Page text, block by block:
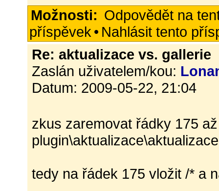
Možnosti: Odpovědět na
příspěvek • Nahlásit tento
Re: aktualizace vs. gallerie
Zaslán uživatelem/kou:
Datum: 2009-05-22, 21:04
zkus zaremovat řádky 175
tedy na řádek 175 vložit /* a